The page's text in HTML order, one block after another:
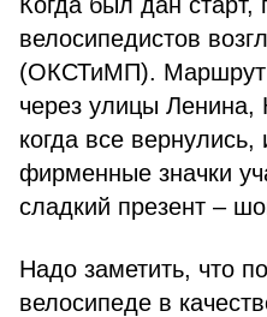
велосипедистов
(ОКСТиМП). Маршрут
через улицы
когда все
фирменные значки
сладкий презент –
Надо заметить, что
велосипеде в